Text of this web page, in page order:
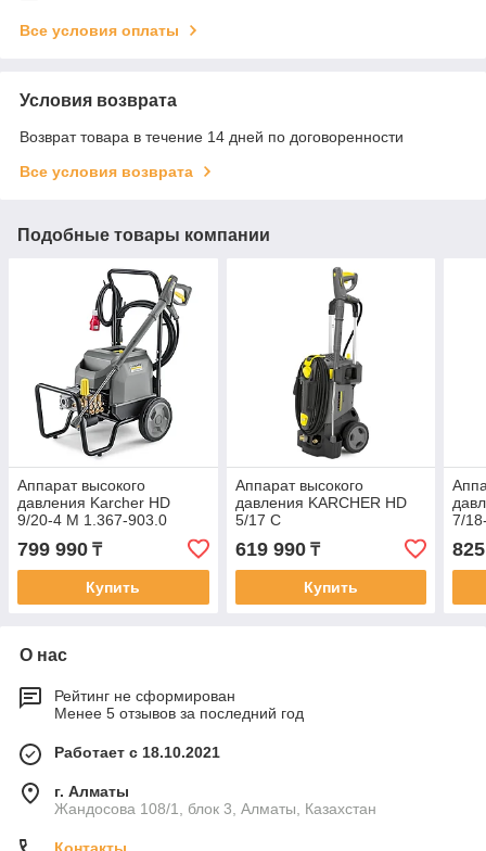
Все условия оплаты
Условия возврата
Возврат товара в течение 14 дней по договоренности
Все условия возврата
Подобные товары компании
Аппарат высокого
давления Karcher HD
9/20-4 M 1.367-903.0
799 990 ₸
Купить
Аппарат высокого
давления KARCHER HD
5/17 C
619 990₸
Купить
7/
О нас
Рейтинг не сформирован
Менее 5 отзывов за последний год
Работает с 18.10.2021
г. Алматы
Жандосова 108/1, блок 3, Алматы, Казахстан